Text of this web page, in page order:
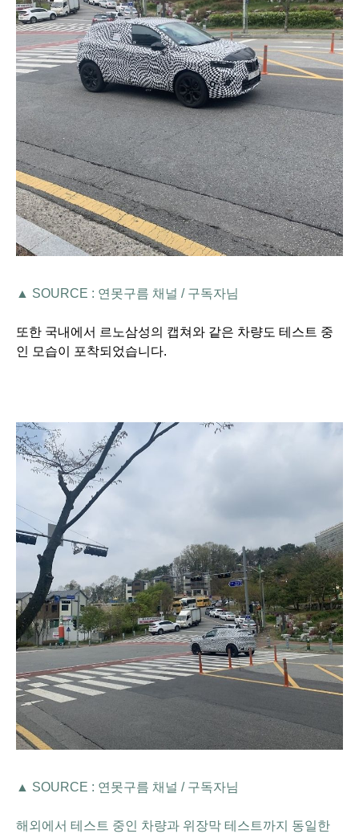
▲ SOURCE : 연못구름 채널 / 구독자님
또한 국내에서 르노삼성의 캡쳐와 같은 차량도 테스트 중
인 모습이 포착되었습니다.
▲ SOURCE : 연못구름 채널 / 구독자님
해외에서 테스트 중인 차량과 위장막 테스트까지 동일한